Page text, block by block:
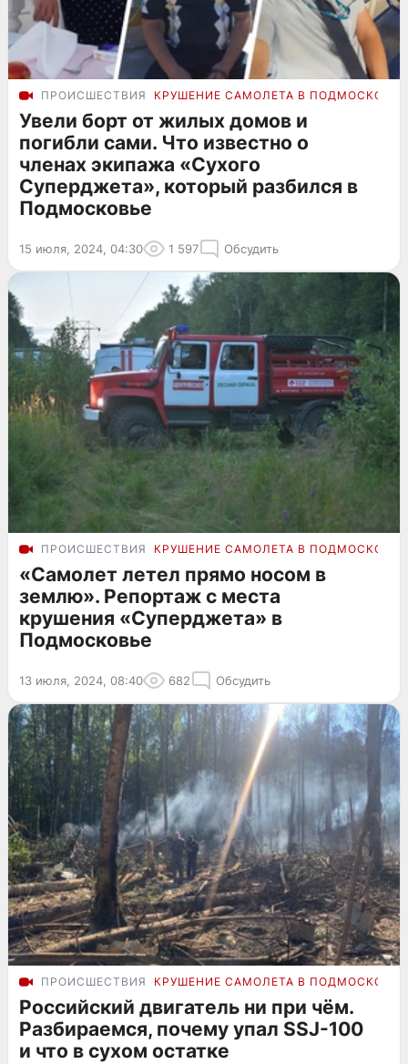
ПРОИСШЕСТВИЯ КРУШЕНИЕ САМОЛЕТА В ПОДМОСКОВЬЕ
Увели борт от жилых домов и
погибли сами. Что известно о
членах экипажа «Сухого
Суперджета», который разбился в
Подмосковье
15 июля, 2024, 04:30 1 597 Обсудить
ПРОИСШЕСТВИЯ КРУШЕНИЕ САМОЛЕТА В ПОДМОСКОВЬЕ
«Самолет летел прямо носом в
землю». Репортаж с места
крушения «Суперджета» в
Подмосковье
13 июля, 2024, 08:40 682 Обсудить
ПРОИСШЕСТВИЯ КРУШЕНИЕ САМОЛЕТА В ПОДМОСКОВЬЕ
Российский двигатель ни при чём.
Разбираемся, почему упал SSJ-100
и что в сухом остатке